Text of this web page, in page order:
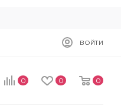
ВОЙТИ
0 0 0